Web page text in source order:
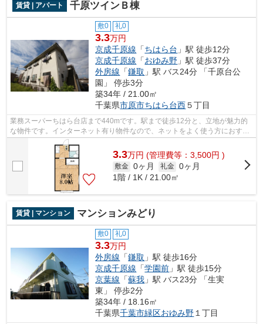
賃貸 | アパート 千原ツインＢ棟
敷0 礼0
3.3万円
京成千原線 「ちはら台 」駅 徒歩12分
京成千原線 「おゆみ野 」駅 徒歩37分
外房線 「鎌取 」駅 バス24分 「千原台公
園」 停歩3分
築34年 / 21.00㎡
千葉県市原市ちはら台西５丁目
業務スーパーちはら台店まで440mです。駅まで徒歩12分と、立地が魅力的
な物件です。インターネット有り物件なので、ネットをよく使う方におすす
めです。ご来店予約やご質問などは043-3...
3.3万円 (管理費等：3,500円 )
敷金 0ヶ月 礼金 0ヶ月
1階 / 1K / 21.00㎡
賃貸 | マンション マンションみどり
敷0 礼0
3.3万円
外房線 「鎌取 」駅 徒歩16分
京成千原線 「学園前 」駅 徒歩15分
京葉線 「蘇我 」駅 バス23分 「生実
東」 停歩2分
築34年 / 18.16㎡
千葉県千葉市緑区おゆみ野 １丁目